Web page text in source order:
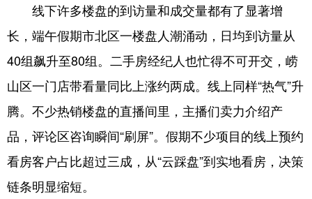
地方频道
首页 山东新闻 图片 专题·访谈
文娱 融媒秀 地市 科教
健康 微视齐鲁
多语种频道
线下许多楼盘的到访量和成交量都有了显著增
长，端午假期市北区一楼盘人潮涌动，日均到访量从
40组飙升至80组。二手房经纪人也忙得不可开交，崂
山区一门店带看量同比上涨约两成。线上同样“热气”升
腾。不少热销楼盘的直播间里，主播们卖力介绍产
品，评论区咨询瞬间“刷屏”。假期不少项目的线上预约
看房客户占比超过三成，从“云踩盘”到实地看房，决策
链条明显缩短。